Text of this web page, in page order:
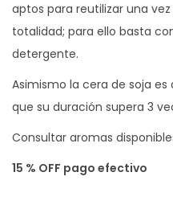
d
a
d
aptos para reutilizar una
totalidad; para ello basta
detergente.
Asimismo la cera de soja
que su duración supera 3
Consultar aromas
15 % OFF pago efectivo